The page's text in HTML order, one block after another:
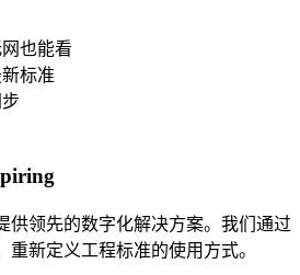
也能看
标准
供领先的数字化解决方案。我们通过
新定义工程标准的使用方式。